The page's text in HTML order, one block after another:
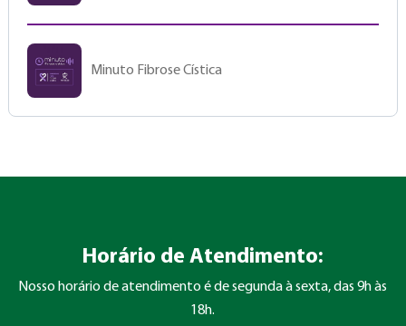
Minuto Fibrose Cística
Horário de Atendimento:
Nosso horário de atendimento é de segunda à sexta, das 9h às
18h.